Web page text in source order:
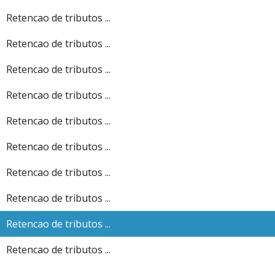
Retencao de tributos ...
Retencao de tributos ...
Retencao de tributos ...
Retencao de tributos ...
Retencao de tributos ...
Retencao de tributos ...
Retencao de tributos ...
Retencao de tributos ...
Retencao de tributos ...
Retencao de tributos ...